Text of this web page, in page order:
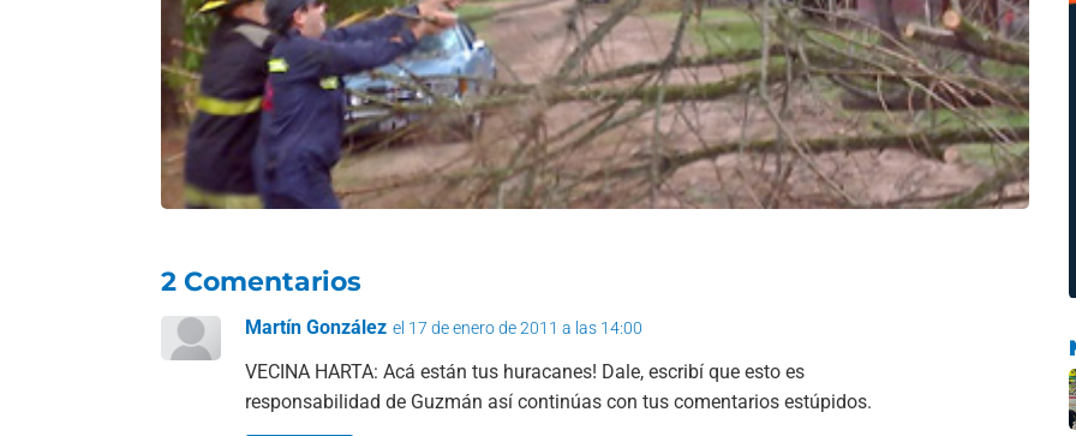
2 Comentarios
Martín González el 17 de enero de 2011 a las 14:00
VECINA HARTA: Acá están tus huracanes! Dale, escribí que esto es
responsabilidad de Guzmán así continúas con tus comentarios estúpidos.